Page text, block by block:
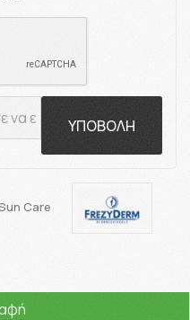
ΥΠΟΒΟΛΗ
Care